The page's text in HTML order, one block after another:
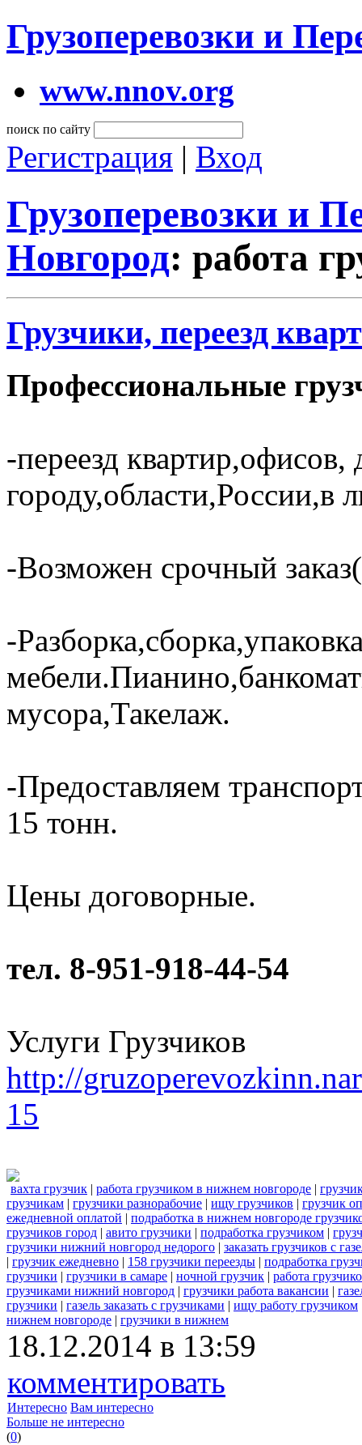
Грузоперевозки и
www.nnov.org
поиск по сайту
Регистрация | Вход
Грузоперевозки и
Новгород: работа
Грузчики, переезд
Профессиональные
-переезд
городу,области,России,в
-Возможен срочный
-
мусора,Такелаж.
-Предоставляем
15 тонн.
Цены договорные.
тел. 8-951-918-44-54
Услуги Грузчиков
http://
15
вахта грузчик | работа грузчиком в нижнем новгороде |
грузчикам | грузчики разнорабочие | ищу грузчиков | грузчик
ежедневной оплатой | подработка в нижнем новгороде
грузчиков город | авито грузчики | подработка грузчиком |
грузчики нижний новгород недорого | заказать грузчиков с
| грузчик ежедневно | 158 грузчики переезды | подработка
грузчики | грузчики в самаре | ночной грузчик | работа
грузчиками нижний новгород | грузчики работа вакансии |
грузчики | газель заказать с грузчиками | ищу работу грузчиком
нижнем новгороде | грузчики в нижнем
18.12.2014 в 13:59
комментировать
Интересно Вам интересно
Больше не интересно
(0)